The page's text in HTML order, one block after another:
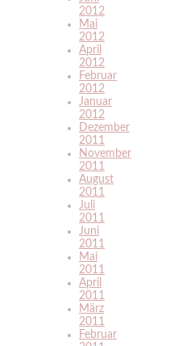
2012
Mai
2012
April
2012
Februar
2012
Januar
2012
Dezember
2011
November
2011
August
2011
Juli
2011
Juni
2011
Mai
2011
April
2011
März
2011
Februar